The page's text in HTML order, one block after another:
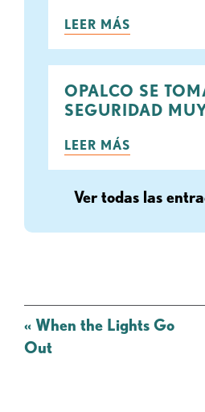
LEER MÁS
OPALCO SE
SEGURIDAD
LEER MÁS
Ver todas las
Mensaje
de
« When the Lights Go
Out